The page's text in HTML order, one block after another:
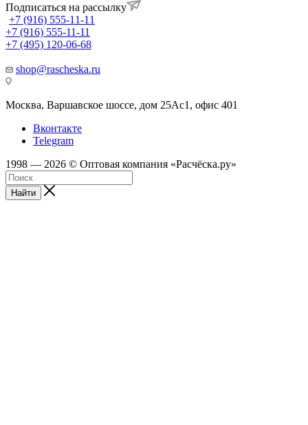
Подписаться на рассылку
+7 (916) 555-11-11
+7 (916) 555-11-11
+7 (495) 120-06-68
shop@rascheska.ru
Москва, Варшавское шоссе, дом 25Аc1, офис 401
Вконтакте
Telegram
1998 — 2026 © Оптовая компания «Расчёска.ру»
Найти